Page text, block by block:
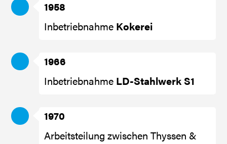
1958
Inbetriebnahme Kokerei
1966
Inbetriebnahme LD-Stahlwerk S1
1970
Arbeitsteilung zwischen Thyssen &